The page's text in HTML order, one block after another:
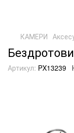
КАМЕРИ
Артикул: PX13239